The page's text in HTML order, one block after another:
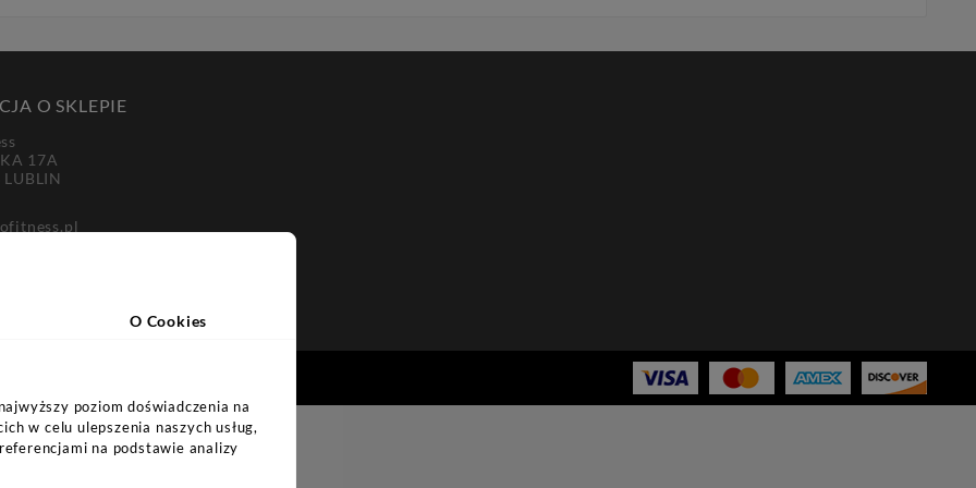
O SKLEPIE
17A
O Cookies
poziom doświadczenia na
w celu ulepszenia naszych usług,
na podstawie analizy